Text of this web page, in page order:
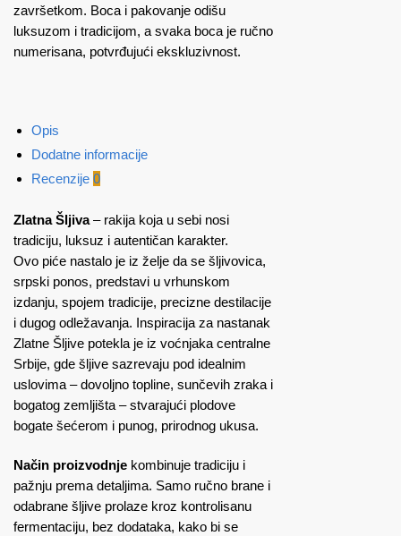
završetkom. Boca i pakovanje odišu
luksuzom i tradicijom, a svaka boca je ručno
numerisana, potvrđujući ekskluzivnost.
Opis
Dodatne informacije
Recenzije 0
Zlatna Šljiva– rakija koja u sebi nosi
tradiciju, luksuz i autentičan karakter.
Ovo piće nastalo je iz želje da se šljivovica,
srpski ponos, predstavi u vrhunskom
izdanju, spojem tradicije, precizne destilacije
i dugog odležavanja. Inspiracija za nastanak
Zlatne Šljive potekla je iz voćnjaka centralne
Srbije, gde šljive sazrevaju pod idealnim
uslovima – dovoljno topline, sunčevih zraka i
bogatog zemljišta – stvarajući plodove
bogate šećerom i punog, prirodnog ukusa.
Način proizvodnje kombinuje tradiciju i
pažnju prema detaljima. Samo ručno brane i
odabrane šljive prolaze kroz kontrolisanu
fermentaciju, bez dodataka, kako bi se